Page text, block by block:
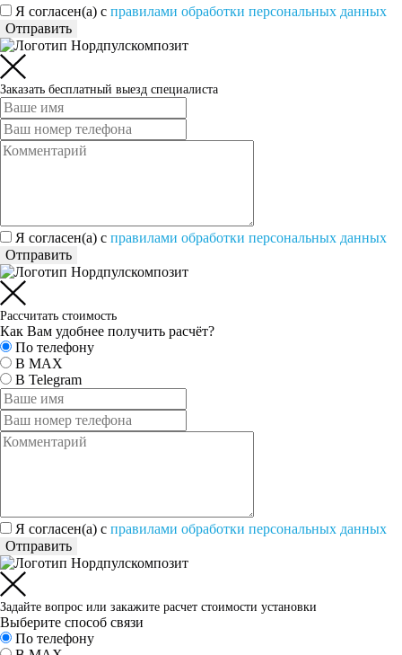
Я согласен(а) c правилами обработки персональных данных
Отправить
Заказать бесплатный выезд специалиста
Я согласен(а) c правилами обработки персональных данных
Отправить
Рассчитать стоимость
Как Вам удобнее получить расчёт?
По телефону
В MAX
В Telegram
Я согласен(а) c правилами обработки персональных данных
Отправить
Задайте вопрос или закажите расчет стоимости установки
Выберите способ связи
По телефону